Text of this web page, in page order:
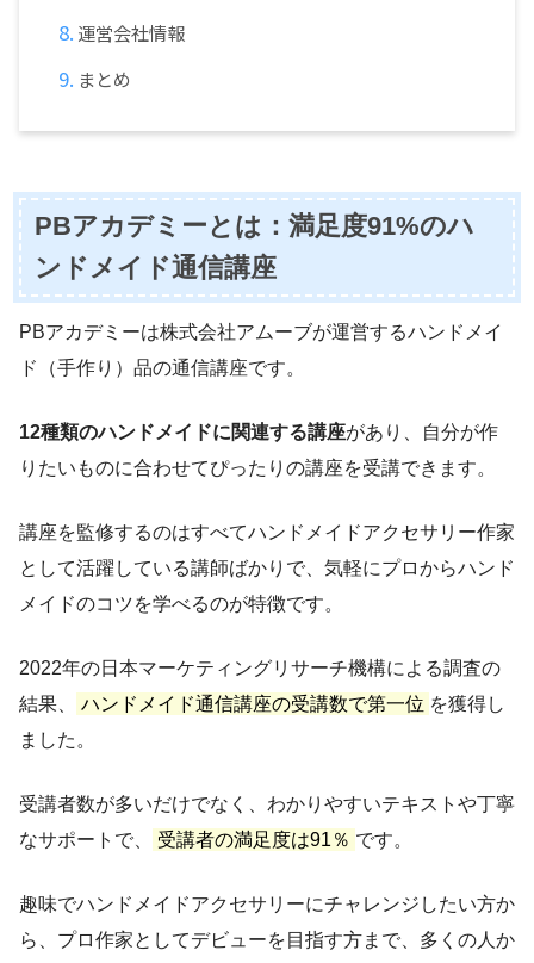
運営会社情報
まとめ
PBアカデミーとは：満足度91%のハ
ンドメイド通信講座
PBアカデミーは株式会社アムーブが運営するハンドメイ
ド（手作り）品の通信講座です。
12種類のハンドメイドに関連する講座があり、自分が作
りたいものに合わせてぴったりの講座を受講できます。
講座を監修するのはすべてハンドメイドアクセサリー作家
として活躍している講師ばかりで、気軽にプロからハンド
メイドのコツを学べるのが特徴です。
2022年の日本マーケティングリサーチ機構による調査の
結果、
ハンドメイド通信講座の受講数で第一位 を獲得し
ました。
受講者数が多いだけでなく、わかりやすいテキストや丁寧
なサポートで、
受講者の満足度は91％ です。
趣味でハンドメイドアクセサリーにチャレンジしたい方か
ら、プロ作家としてデビューを目指す方まで、多くの人か